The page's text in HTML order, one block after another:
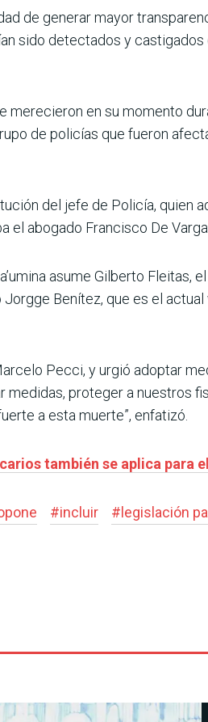
de generar mayor
sido detectados y
merecieron en su momento
de policías que fueron
del jefe de Policía, quien
el abogado Francisco De
asume Gilberto Fleitas,
Benítez, que es el
Pecci, y urgió adoptar
medidas, proteger a nuestros
a esta muerte”, enfatizó.
también se aplica para
#incluir # legislación